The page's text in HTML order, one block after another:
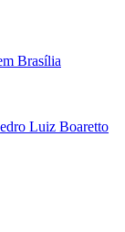
Brasília
Luiz Boaretto